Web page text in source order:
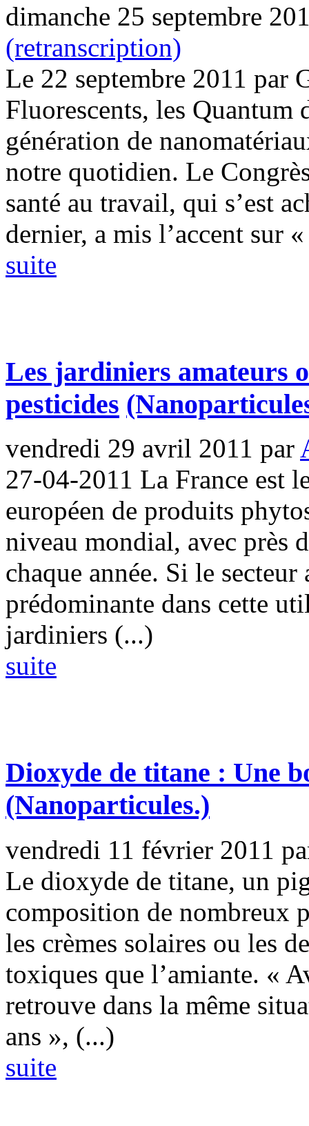
dimanche 25 septembre
(retranscription)
Le 22 septembre 2011 par
Fluorescents, les
génération de
notre quotidien. Le
santé au travail, qui s’est
dernier, a mis l’accent sur
suite
Les jardiniers amateurs
pesticides
vendredi 29 avril 2011 par
27-04-2011 La France est
européen de produits
niveau mondial, avec près
chaque année. Si le
prédominante dans cette
jardiniers (...)
suite
Dioxyde de titane : Une
(Nanoparticules.)
vendredi 11 février 2011
Le dioxyde de titane, un
composition de nombreux
les crèmes solaires ou les
toxiques que l’amiante. «
retrouve dans la même
ans », (...)
suite